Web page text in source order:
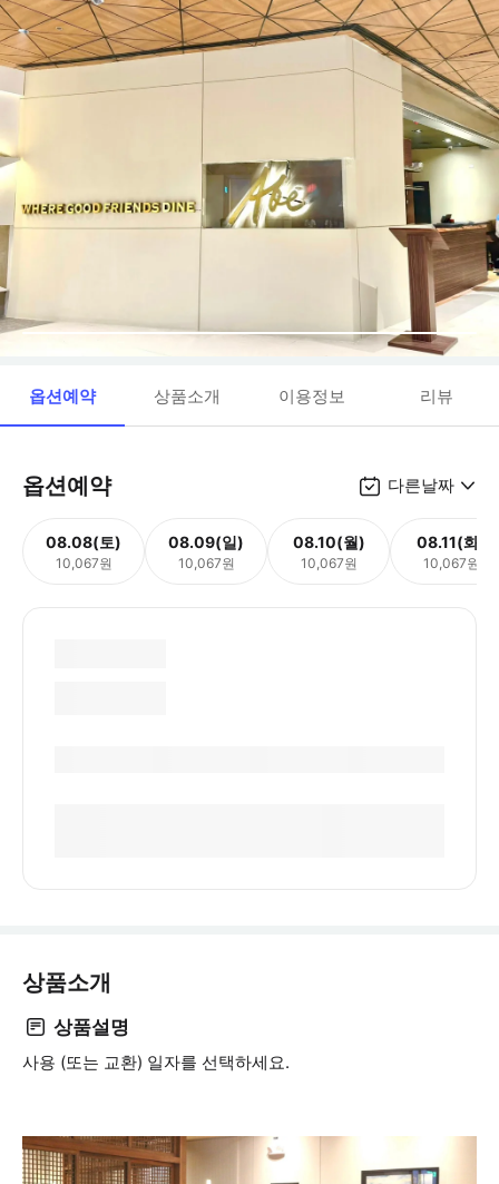
옵션예약 상품소개 이용정보 리뷰
옵션예약 다른날짜
08.08(토)
10,067원
08.09(일)
10,067원
08.10(월)
10,067원
08.11(화)
10,067원
상품소개
상품설명
사용 (또는 교환) 일자를 선택하세요.